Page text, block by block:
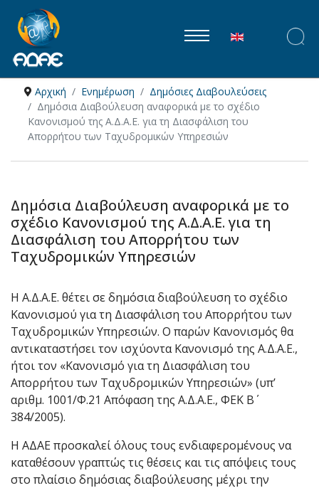
Επιλέξτε τη
Αρχική Ενημέρωση
Δημόσιες Διαβουλεύσεις
Δημόσια Διαβούλευση αναφορικά με το σχέδιο
Κανονισμού της Α.Δ.Α.Ε. για τη Διασφάλιση του
Απορρήτου των Ταχυδρομικών Υπηρεσιών
Δημόσια Διαβούλευση αναφορικά με το
σχέδιο Κανονισμού της Α.Δ.Α.Ε. για τη
Διασφάλιση του Απορρήτου των
Ταχυδρομικών Υπηρεσιών
Η Α.Δ.Α.Ε. θέτει σε δημόσια διαβούλευση το σχέδιο
Κανονισμού για τη Διασφάλιση του Απορρήτου των
Ταχυδρομικών Υπηρεσιών. Ο παρών Κανονισμός θα
αντικαταστήσει τον ισχύοντα Κανονισμό της Α.Δ.Α.Ε.,
ήτοι τον «Κανονισμό για τη Διασφάλιση του
Απορρήτου των Ταχυδρομικών Υπηρεσιών» (υπ’
αριθμ. 1001/Φ.21 Απόφαση της Α.Δ.Α.Ε., ΦΕΚ Β΄
384/2005).
Η ΑΔΑΕ προσκαλεί όλους τους ενδιαφερομένους να
καταθέσουν γραπτώς τις θέσεις και τις απόψεις τους
στο πλαίσιο δημόσιας διαβούλευσης μέχρι την